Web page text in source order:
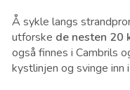
Å sykle langs
utforske de nesten 20
også finnes i Cambrils
kystlinjen og svinge inn